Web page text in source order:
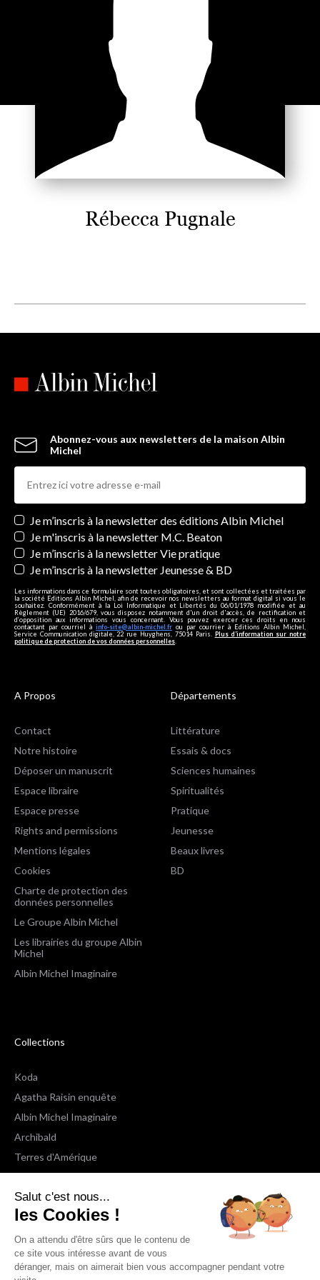
Salut c'est nous...
les Cookies !
On a attendu d'être sûrs que le contenu de
ce site vous intéresse avant de vous
déranger, mais on aimerait bien vous accompagner pendant votre
Rébecca Pugnale
Abonnez-vous aux newsletters de la maison Albin
Michel
Newsletters
Je m’inscris à la newsletter des éditions Albin Michel
Je m'inscris à la newsletter M.C. Beaton
Je m’inscris à la newsletter Vie pratique
Je m’inscris à la newsletter Jeunesse & BD
Les informations dans ce formulaire sont toutes obligatoires, et sont collectées et traitées par
la société Editions Albin Michel, afin de recevoir nos newsletters au format digital si vous le
souhaitez. Conformément à la Loi Informatique et Libertés du 06/01/1978 modifiée et au
Règlement (UE) 2016/679, vous disposez notamment d'un droit d'accès, de rectification et
d’opposition aux informations vous concernant. Vous pouvez exercer ces droits en nous
contactant par courriel à info-site@albin-michel.fr ou par courrier à Editions Albin Michel,
Service Communication digitale, 22 rue Huyghens, 75014 Paris. Plus d’information sur notre
politique de protection de vos données personnelles
A Propos
Contact
Notre histoire
Déposer un manuscrit
Espace libraire
Espace presse
Rights and permissions
Mentions légales
Cookies
Charte de protection des
données personnelles
Le Groupe Albin Michel
Les librairies du groupe Albin
Michel
Albin Michel Imaginaire
Départements
Littérature
Essais & docs
Sciences humaines
Spiritualités
Pratique
Jeunesse
Beaux livres
BD
Collections
Koda
Agatha Raisin enquête
Albin Michel Imaginaire
Archibald
Terres d'Amérique
Espaces Libres Poche
NOX
Wiz
Voir toutes les collections
Nous suivre